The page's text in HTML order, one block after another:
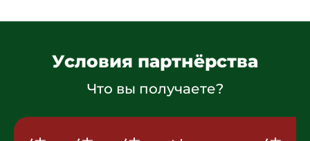
Условия партнёрства
Что вы получаете?